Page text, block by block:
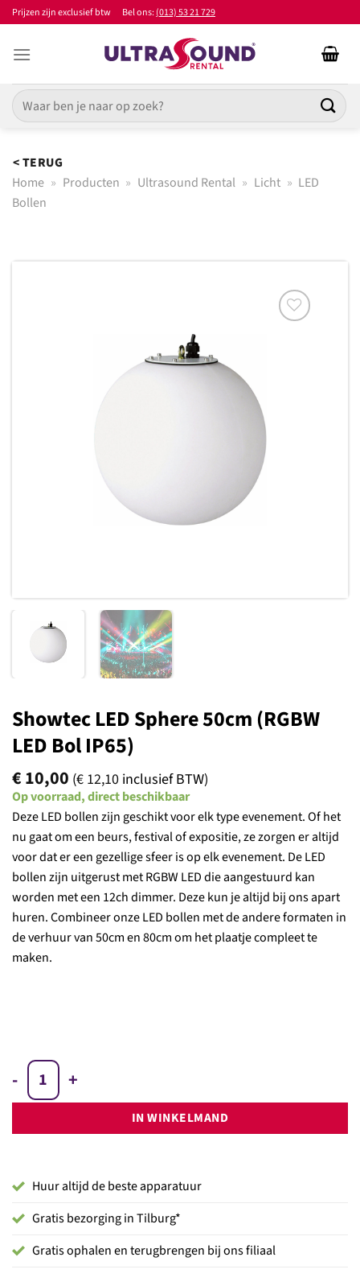
Ga
naar
inhoud
Prijzen zijn exclusief btw Bel ons:(013) 53 21 729
Zoeken
naar:
< TERUG
Home » Producten » Ultrasound Rental » Licht » LED
Bollen
verlanglijst
Showtec LED Sphere 50cm (RGBW
LED Bol IP65)
€10,00 (€ 12,10 inclusief BTW)
Op voorraad, direct beschikbaar
Deze LED bollen zijn geschikt voor elk type evenement. Of het
nu gaat om een beurs, festival of expositie, ze zorgen er altijd
voor dat er een gezellige sfeer is op elk evenement. De LED
bollen zijn uitgerust met RGBW LED die aangestuurd kan
worden met een 12ch dimmer. Deze kun je altijd bij ons apart
huren. Combineer onze LED bollen met de andere formaten in
de verhuur van 50cm en 80cm om het plaatje compleet te
maken.
Showtec LED Sphere 50cm (RGBW LED Bol IP65) aantal
IN WINKELMAND
Huur altijd de beste apparatuur
Gratis bezorging in Tilburg*
Gratis ophalen en terugbrengen bij ons filiaal